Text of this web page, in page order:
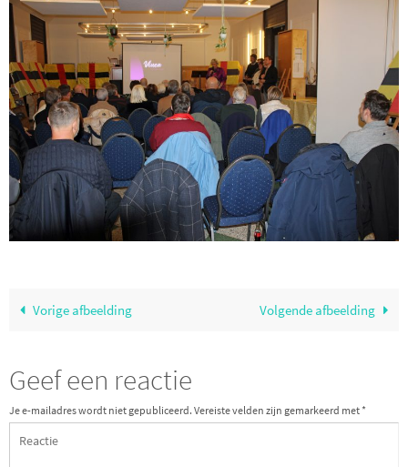
Vorige afbeelding Volgende afbeelding
Geef een reactie
Je e-mailadres wordt niet gepubliceerd. Vereiste velden zijn gemarkeerd met *